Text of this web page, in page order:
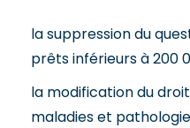
la suppression du
prêts inférieurs à 200
la modification du
maladies et